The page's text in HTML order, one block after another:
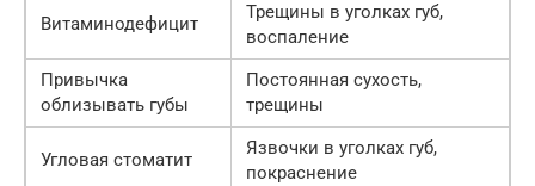
Витаминодефицит
Трещины в уголках губ,
воспаление
Привычка
облизывать губы
Постоянная сухость,
трещины
Угловая стоматит
Язвочки в уголках губ,
покраснение